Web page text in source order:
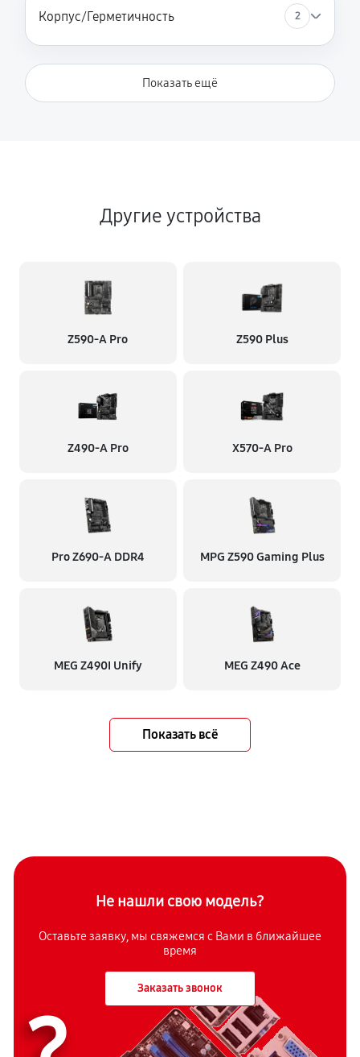
Корпус/Герметичность 2
Показать ещё
Другие устройства
Z590-A Pro Z590 Plus
Z490-A Pro X570-A Pro
Pro Z690-A DDR4 MPG Z590 Gaming Plus
MEG Z490I Unify MEG Z490 Ace
Показать всё
Не нашли свою модель?
Оставьте заявку, мы свяжемся с Вами в ближайшее
время
Заказать звонок